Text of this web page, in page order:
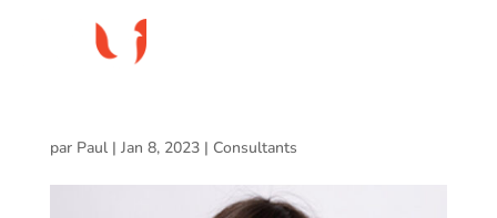
par Paul| Jan 8, 2023| Consultants